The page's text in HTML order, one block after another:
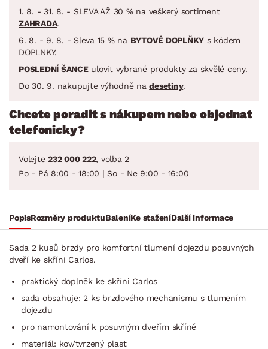
1. 8. - 31. 8. - SLEVA AŽ 30 % na veškerý sortiment
ZAHRADA.
6. 8. - 9. 8. - Sleva 15 % na BYTOVÉ DOPLŇKY s kódem
DOPLNKY.
POSLEDNÍ ŠANCEulovit vybrané produkty za skvělé ceny.
Do 30. 9. nakupujte výhodně nadesetiny.
Chcete poradit s nákupem nebo objednat
telefonicky?
Volejte 232 000 222, volba 2
Po - Pá 8:00 - 18:00 | So - Ne 9:00 - 16:00
PopisRozměry produktuBaleníKe staženíDalší informace
Sada 2 kusů brzdy pro komfortní tlumení dojezdu posuvných
dveří ke skříni Carlos.
praktický doplněk ke skříni Carlos
sada obsahuje: 2 ks brzdového mechanismu s tlumením
dojezdu
pro namontování k posuvným dveřím skříně
materiál: kov/tvrzený plast